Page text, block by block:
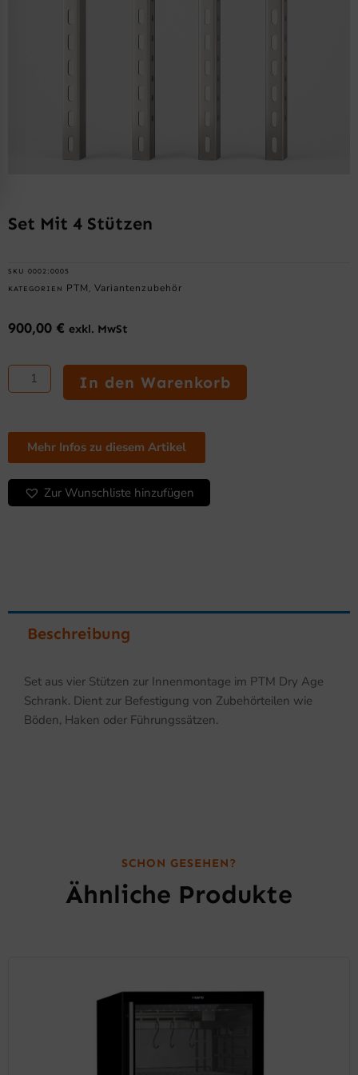
Set Mit 4 Stützen
SKU 0002:0005
KATEGORIEN PTM , Variantenzubehör
900,00 € exkl. MwSt
Set
4
Menge
In den Warenkorb
Mehr Infos zu diesem Artikel
Zur Wunschliste hinzufügen
Beschreibung
Set aus vier Stützen zur Innenmontage im PTM Dry Age
Schrank. Dient zur Befestigung von Zubehörteilen wie
Böden, Haken oder Führungssätzen.
SCHON GESEHEN?
Ähnliche Produkte